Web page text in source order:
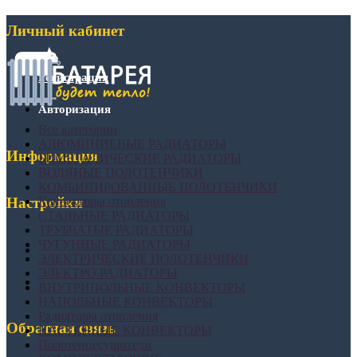
Личный кабинет
Регистрация
Авторизация
Информация
Настройки
Обратная связь
БИМЕТАЛИЧЕСКИЕ РАДИАТОРЫ
Конвекторы отопления
СТАЛЬНЫЕ РАДИАТОРЫ
НАСТЕННЫЕ КОНВЕКТОРЫ